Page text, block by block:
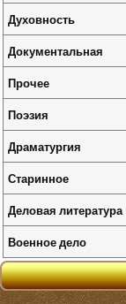
Духовность
Документальная
Прочее
Поэзия
Драматургия
Старинное
Деловая литература
Военное дело